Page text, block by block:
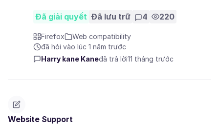
Đã giải quyết Đã lưu trữ 4 220
Firefox
Web compatibility
đã hỏi vào lúc 1 năm trước
Harry kane Kaneđã trả lời11 tháng trước
Website Support